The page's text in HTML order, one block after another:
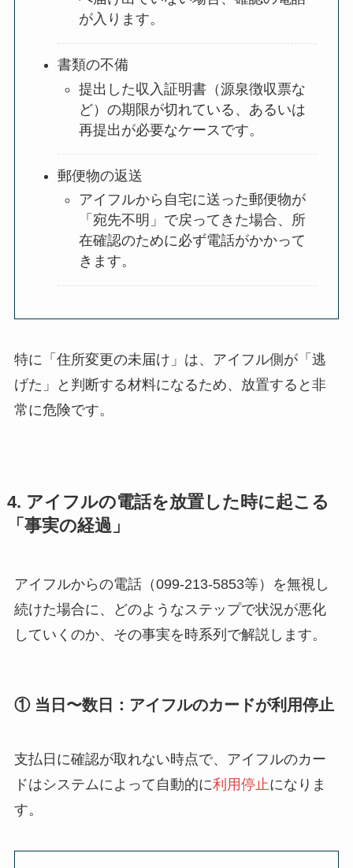
が入ります。
書類の不備
提出した収入証明書（源泉徴収票な
ど）の期限が切れている、あるいは
再提出が必要なケースです。
郵便物の返送
アイフルから自宅に送った郵便物が
「宛先不明」で戻ってきた場合、所
在確認のために必ず電話がかかって
きます。
特に「住所変更の未届け」は、アイフル側が「逃
げた」と判断する材料になるため、放置すると非
常に危険です。
4. アイフルの電話を放置した時に起こる
「事実の経過」
アイフルからの電話（099-213-5853等）を無視し
続けた場合に、どのようなステップで状況が悪化
していくのか、その事実を時系列で解説します。
① 当日〜数日：アイフルのカードが利用停止
支払日に確認が取れない時点で、アイフルのカー
ドはシステムによって自動的に利用停止になりま
す。